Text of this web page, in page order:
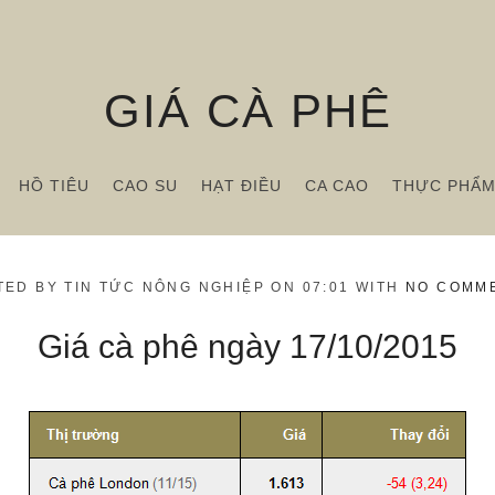
GIÁ CÀ PHÊ
HỒ TIÊU CAO SU HẠT ĐIỀU CA CAO THỰC PHẨM
BY TIN TỨC NÔNG NGHIỆP ON 07:01 WITH NO
Giá cà phê ngày 17/10/2015